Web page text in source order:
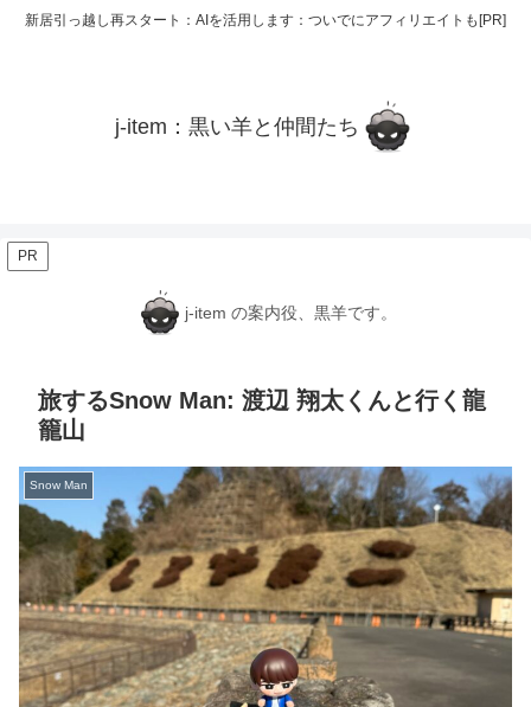
新居引っ越し再スタート：AIを活用します：ついでにアフィリエイトも[PR]
j-item：黒い羊と仲間たち
PR
j-item の案内役、黒羊です。
旅するSnow Man: 渡辺 翔太くんと行く龍
籠山
Snow Man